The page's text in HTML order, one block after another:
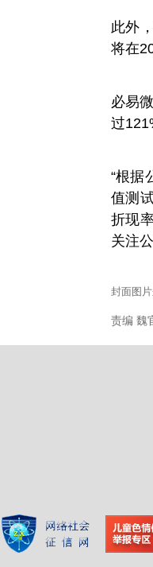
此外
将在
必易
过
“根据
值测
折现
关注
封面图
责编 魏